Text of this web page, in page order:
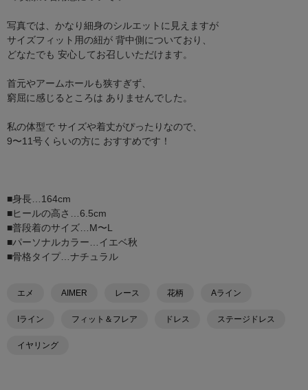
写真では、かなり細身のシルエットに見えますが
サイズフィット用の紐が 背中側についており、
どなたでも 安心してお召しいただけます。
首元やアームホールも狭すぎず、
窮屈に感じるところは ありませんでした。
私の体型で サイズや着丈がぴったりなので、
9〜11号くらいの方に おすすめです！
■身長…164cm
■ヒールの高さ…6.5cm
■普段着のサイズ…M〜L
■パーソナルカラー…イエベ秋
■骨格タイプ…ナチュラル
エメ AIMER レース 花柄 Aライン
Iライン フィット＆フレア ドレス ステージドレス
イヤリング